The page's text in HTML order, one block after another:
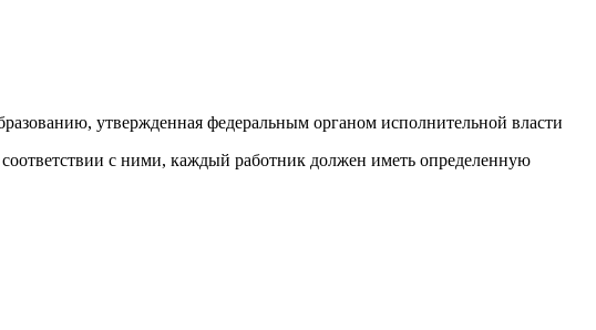
утвержденная федеральным органом исполнительной власти
с ними, каждый работник должен иметь определенную